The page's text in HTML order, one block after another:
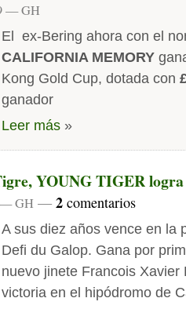
— GH
El ex-Bering ahora con el
CALIFORNIA MEMORY
Kong Gold Cup, dotada con
ganador
Leer más »
YOUNG TIGER
— GH —2 comentarios
A sus diez años vence en la
Defi du Galop. Gana por
nuevo jinete Francois Xavier
victoria en el hipódromo de